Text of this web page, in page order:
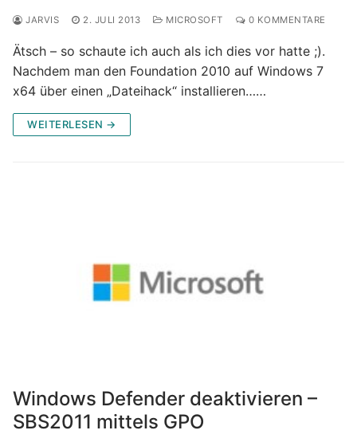
JARVIS 2. JULI 2013 MICROSOFT 0 KOMMENTARE
Ätsch – so schaute ich auch als ich dies vor hatte ;).
Nachdem man den Foundation 2010 auf Windows 7
x64 über einen „Dateihack“ installieren……
WEITERLESEN →
Windows Defender deaktivieren –
SBS2011 mittels GPO